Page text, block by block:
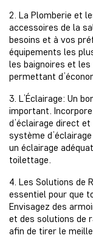
2. La Plomberie et
accessoires de la
besoins et à vos
équipements les
les baignoires et les
permettant
3. L’Éclairage: Un
important.
d’éclairage direct
système
un éclairage
toilettage.
4. Les Solutions de
essentiel pour que
Envisagez des
et des solutions de
afin de tirer le